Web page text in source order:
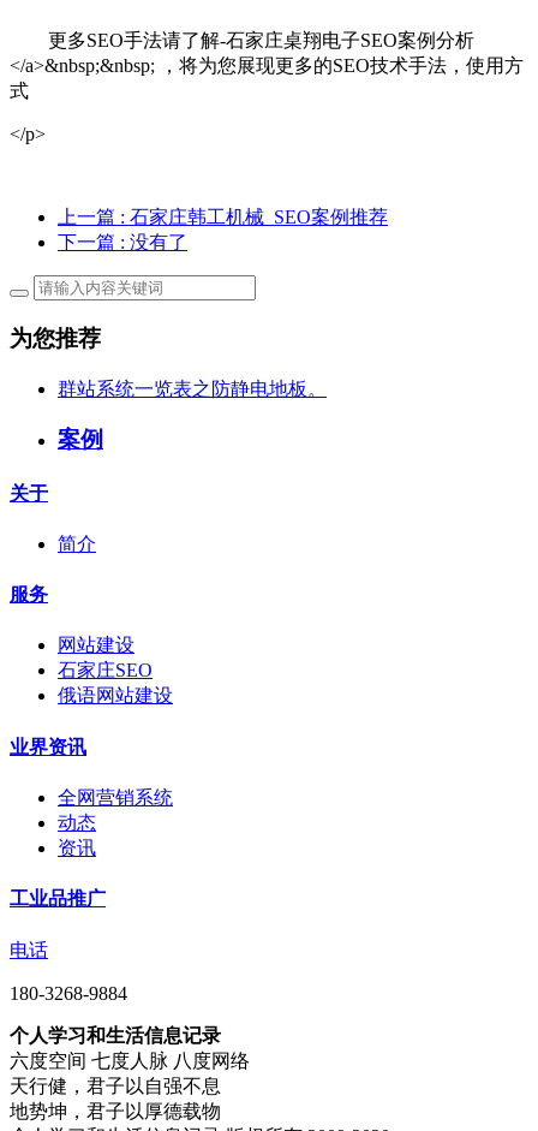
更多SEO手法请了解-石家庄桌翔电子SEO案例分析
</a>&nbsp;&nbsp; ，将为您展现更多的SEO技术手法，使用方
式
</p>
上一篇 : 石家庄韩工机械_SEO案例推荐
下一篇 : 没有了
为您推荐
群站系统一览表之防静电地板。
案例
关于
简介
服务
网站建设
石家庄SEO
俄语网站建设
业界资讯
全网营销系统
动态
资讯
工业品推广
电话
180-3268-9884
个人学习和生活信息记录
六度空间 七度人脉 八度网络
天行健，君子以自强不息
地势坤，君子以厚德载物